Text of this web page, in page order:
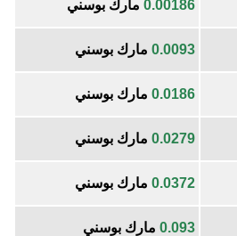
0.00186 مارك بوسني
0.0093 مارك بوسني
0.0186 مارك بوسني
0.0279 مارك بوسني
0.0372 مارك بوسني
0.093 مارك بوسني